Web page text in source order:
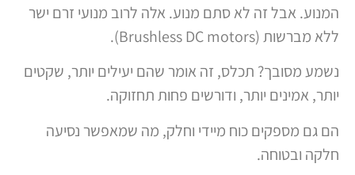
המנוע. אבל זה לא סתם מנוע. אלה לרוב מנועי זרם ישר
ללא מברשות (Brushless DC motors).
נשמע מסובך? תכלס, זה אומר שהם יעילים יותר, שקטים
יותר, אמינים יותר, ודורשים פחות תחזוקה.
הם גם מספקים כוח מיידי וחלק, מה שמאפשר נסיעה
חלקה ובטוחה.